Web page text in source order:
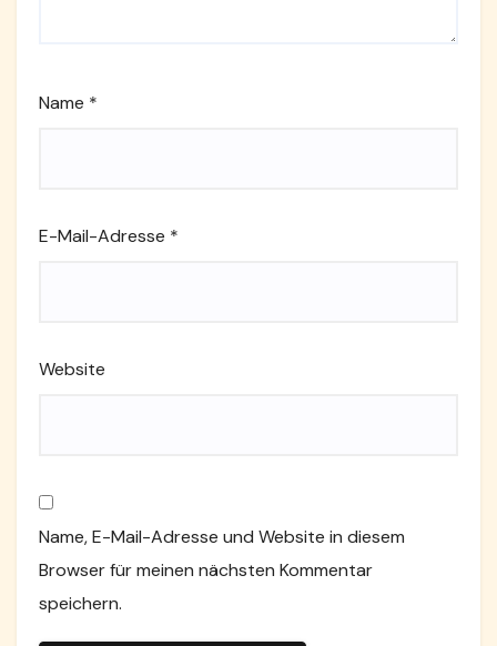
Name *
E-Mail-Adresse *
Website
Name, E-Mail-Adresse und Website in diesem
Browser für meinen nächsten Kommentar
speichern.